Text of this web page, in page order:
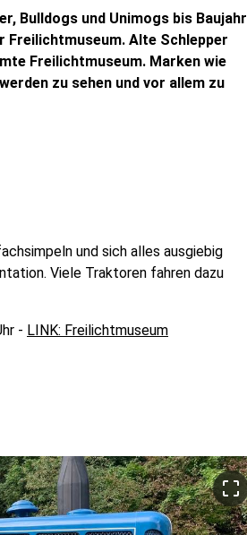
Bulldogs und Unimogs bis Baujahr
Freilichtmuseum. Alte Schlepper
Freilichtmuseum. Marken wie
zu sehen und vor allem zu
und sich alles ausgiebig
Viele Traktoren fahren dazu
- LINK: Freilichtmuseum
crop_free